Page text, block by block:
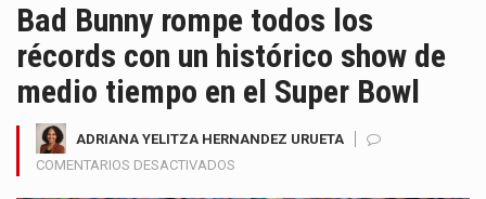
Bad Bunny rompe todos los
récords con un histórico show de
medio tiempo en el Super Bowl
ADRIANA YELITZA HERNANDEZ URUETA
COMENTARIOS DESACTIVADOS